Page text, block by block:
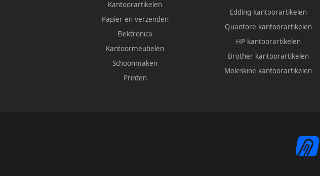
Kantoorartikelen
Papier en verzenden
Elektronica
Kantoormeubelen
Schoonmaken
Printen
Edding kantoorartikelen
Quantore kantoorartikelen
HP kantoorartikelen
Brother kantoorartikelen
Moleskine kantoorartikelen